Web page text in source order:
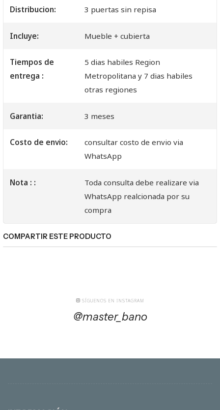
Distribucion: 3 puertas sin repisa
Incluye: Mueble + cubierta
Tiempos de
entrega :
5 dias habiles Region
Metropolitana y 7 dias habiles
otras regiones
Garantia: 3 meses
Costo de envio:
consultar costo de envio via
WhatsApp
Nota : :
Toda consulta debe realizare via
WhatsApp realcionada por su
compra
COMPARTIR ESTE PRODUCTO
SÍGUENOS EN INSTAGRAM
@master_bano